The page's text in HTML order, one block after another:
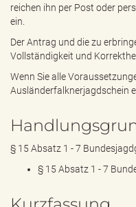
reichen ihn per Post oder
ein.
Der Antrag und die zu
Vollständigkeit und
Wenn Sie alle
Ausländerfalknerjagdschein
§ 15 Absatz 1 - 7
§ 15 Absatz 1 - 7